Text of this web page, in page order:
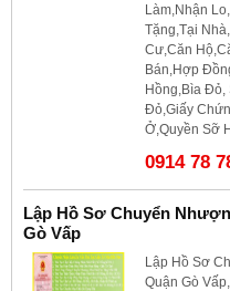
Làm,Nhận
Tặng,Tại
Cư,Căn
Bán,Hợp
Hồng,Bìa Đỏ,
Đỏ,Giấy
Ở,Quyền Sỡ
0914 78
Lập Hồ Sơ Chuyển
Gò Vấp
Lập Hồ Sơ
Quận Gò